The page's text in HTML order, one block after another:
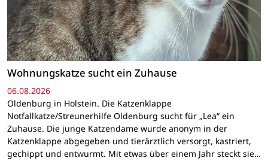
Wohnungskatze sucht ein Zuhause
06.08.2026
Oldenburg in Holstein. Die Katzenklappe
Notfallkatze/Streunerhilfe Oldenburg sucht für „Lea“ ein
Zuhause. Die junge Katzendame wurde anonym in der
Katzenklappe abgegeben und tierärztlich versorgt, kastriert,
gechippt und entwurmt. Mit etwas über einem Jahr steckt sie…